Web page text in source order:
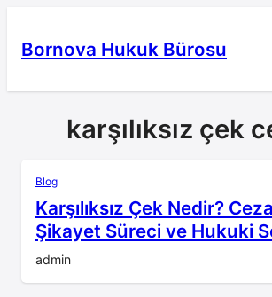
geçBornova Hukuk Bürosu
karşılıksız çek
Blog
Karşılıksız Çek Nedir?
Şikayet Süreci ve Hukuki
admin